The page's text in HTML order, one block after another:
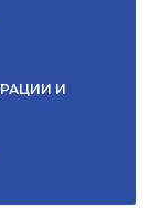
И